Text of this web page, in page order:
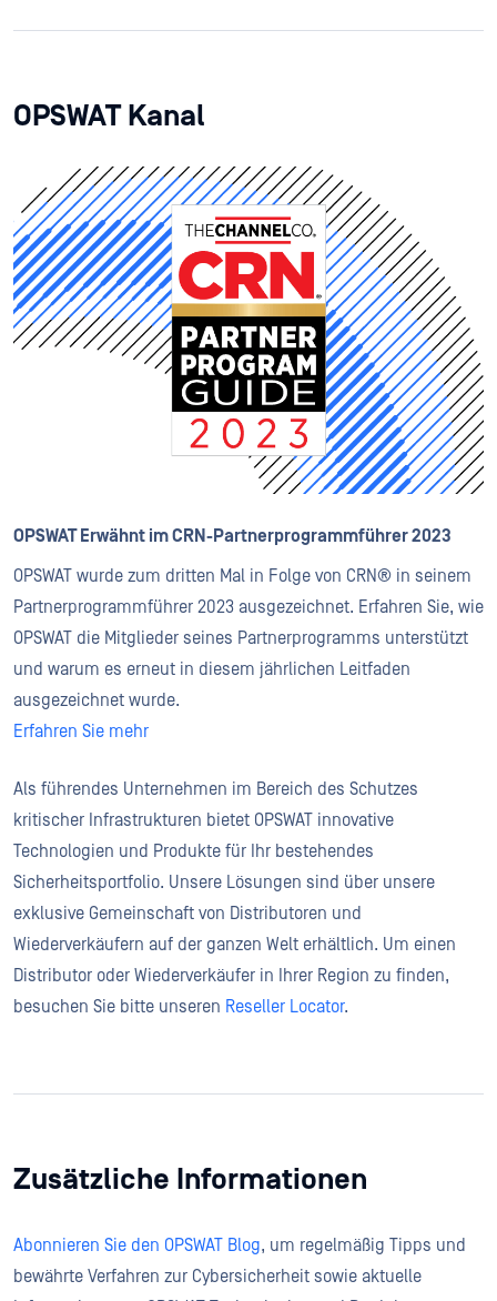
OPSWAT Kanal
OPSWAT Erwähnt im CRN-Partnerprogrammführer 2023
OPSWAT wurde zum dritten Mal in Folge von CRN® in seinem
Partnerprogrammführer 2023 ausgezeichnet. Erfahren Sie, wie
OPSWAT die Mitglieder seines Partnerprogramms unterstützt
und warum es erneut in diesem jährlichen Leitfaden
ausgezeichnet wurde.
Erfahren Sie mehr
Als führendes Unternehmen im Bereich des Schutzes
kritischer Infrastrukturen bietet OPSWAT innovative
Technologien und Produkte für Ihr bestehendes
Sicherheitsportfolio. Unsere Lösungen sind über unsere
exklusive Gemeinschaft von Distributoren und
Wiederverkäufern auf der ganzen Welt erhältlich. Um einen
Distributor oder Wiederverkäufer in Ihrer Region zu finden,
besuchen Sie bitte unseren Reseller Locator.
Zusätzliche Informationen
Abonnieren Sie den OPSWAT Blog, um regelmäßig Tipps und
bewährte Verfahren zur Cybersicherheit sowie aktuelle